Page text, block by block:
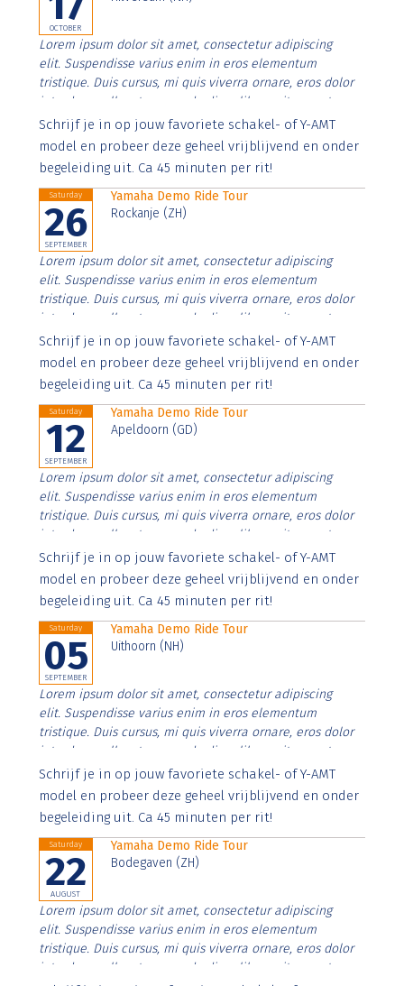
OCTOBER
Lorem ipsum dolor sit amet, consectetur adipiscing
elit. Suspendisse varius enim in eros elementum
tristique. Duis cursus, mi quis viverra ornare, eros dolor
interdum nulla, ut commodo diam libero vitae erat.
Aenean faucibus nibh et justo cursus id rutrum lorem
imperdiet. Nunc ut sem vitae risus tristique posuere.
Schrijf je in op jouw favoriete schakel- of Y-AMT
model en probeer deze geheel vrijblijvend en onder
begeleiding uit. Ca 45 minuten per rit!
Saturday
26
SEPTEMBER
Yamaha Demo Ride Tour
Rockanje (ZH)
Lorem ipsum dolor sit amet, consectetur adipiscing
elit. Suspendisse varius enim in eros elementum
tristique. Duis cursus, mi quis viverra ornare, eros dolor
interdum nulla, ut commodo diam libero vitae erat.
Aenean faucibus nibh et justo cursus id rutrum lorem
imperdiet. Nunc ut sem vitae risus tristique posuere.
Schrijf je in op jouw favoriete schakel- of Y-AMT
model en probeer deze geheel vrijblijvend en onder
begeleiding uit. Ca 45 minuten per rit!
Saturday
12
SEPTEMBER
Yamaha Demo Ride Tour
Apeldoorn (GD)
Lorem ipsum dolor sit amet, consectetur adipiscing
elit. Suspendisse varius enim in eros elementum
tristique. Duis cursus, mi quis viverra ornare, eros dolor
interdum nulla, ut commodo diam libero vitae erat.
Aenean faucibus nibh et justo cursus id rutrum lorem
imperdiet. Nunc ut sem vitae risus tristique posuere.
Schrijf je in op jouw favoriete schakel- of Y-AMT
model en probeer deze geheel vrijblijvend en onder
begeleiding uit. Ca 45 minuten per rit!
Saturday
05
SEPTEMBER
Yamaha Demo Ride Tour
Uithoorn (NH)
Lorem ipsum dolor sit amet, consectetur adipiscing
elit. Suspendisse varius enim in eros elementum
tristique. Duis cursus, mi quis viverra ornare, eros dolor
interdum nulla, ut commodo diam libero vitae erat.
Aenean faucibus nibh et justo cursus id rutrum lorem
imperdiet. Nunc ut sem vitae risus tristique posuere.
Schrijf je in op jouw favoriete schakel- of Y-AMT
model en probeer deze geheel vrijblijvend en onder
begeleiding uit. Ca 45 minuten per rit!
Saturday
22
AUGUST
Yamaha Demo Ride Tour
Bodegaven (ZH)
Lorem ipsum dolor sit amet, consectetur adipiscing
elit. Suspendisse varius enim in eros elementum
tristique. Duis cursus, mi quis viverra ornare, eros dolor
interdum nulla, ut commodo diam libero vitae erat.